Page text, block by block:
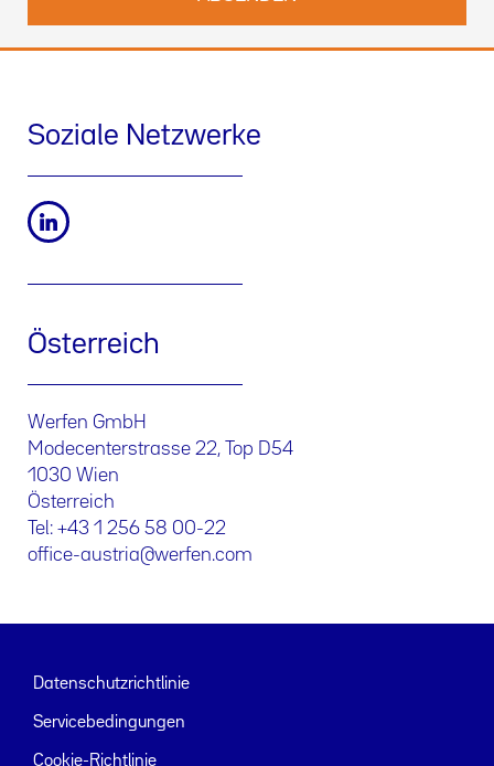
Soziale Netzwerke
Österreich
Werfen GmbH
Modecenterstrasse 22, Top D54
1030 Wien
Österreich
Tel: +43 1 256 58 00-22
office-austria@werfen.com
Datenschutzrichtlinie
Servicebedingungen
Cookie-Richtlinie